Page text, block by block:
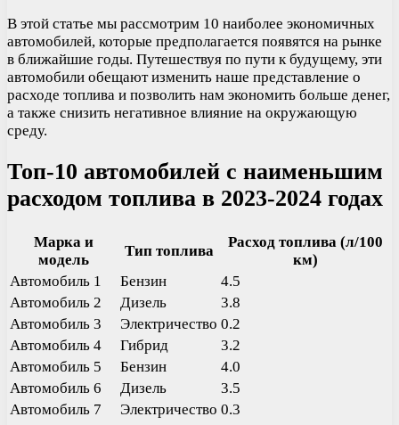
В этой статье мы рассмотрим 10 наиболее экономичных
автомобилей, которые предполагается появятся на рынке
в ближайшие годы. Путешествуя по пути к будущему, эти
автомобили обещают изменить наше представление о
расходе топлива и позволить нам экономить больше денег,
а также снизить негативное влияние на окружающую
среду.
Топ-10 автомобилей с наименьшим
расходом топлива в 2023-2024 годах
Марка и
модель
Тип топлива
Расход топлива (л/100
км)
Автомобиль 1
Бензин
4.5
Автомобиль 2
Дизель
3.8
Автомобиль 3
Электричество 0.2
Автомобиль 4
Гибрид
3.2
Автомобиль 5
Бензин
4.0
Автомобиль 6
Дизель
3.5
Автомобиль 7
Электричество 0.3